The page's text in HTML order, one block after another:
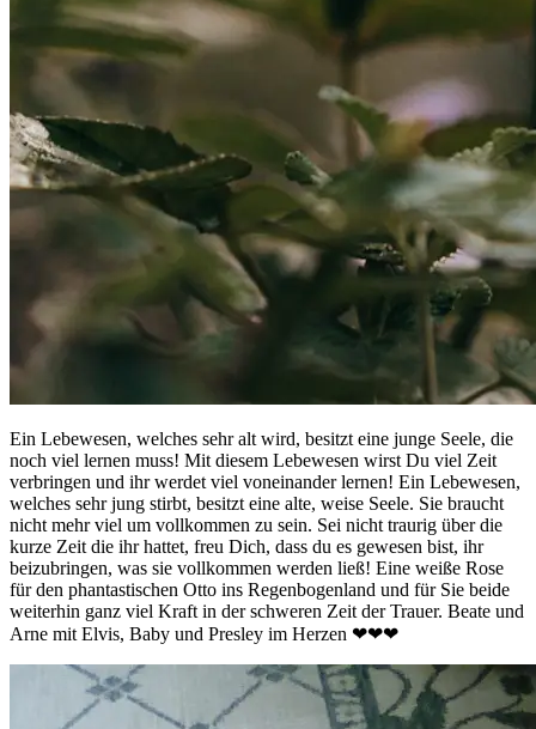
Ein Lebewesen, welches sehr alt wird, besitzt eine junge Seele, die
noch viel lernen muss! Mit diesem Lebewesen wirst Du viel Zeit
verbringen und ihr werdet viel voneinander lernen! Ein Lebewesen,
welches sehr jung stirbt, besitzt eine alte, weise Seele. Sie braucht
nicht mehr viel um vollkommen zu sein. Sei nicht traurig über die
kurze Zeit die ihr hattet, freu Dich, dass du es gewesen bist, ihr
beizubringen, was sie vollkommen werden ließ! Eine weiße Rose
für den phantastischen Otto ins Regenbogenland und für Sie beide
weiterhin ganz viel Kraft in der schweren Zeit der Trauer. Beate und
Arne mit Elvis, Baby und Presley im Herzen ❤❤❤